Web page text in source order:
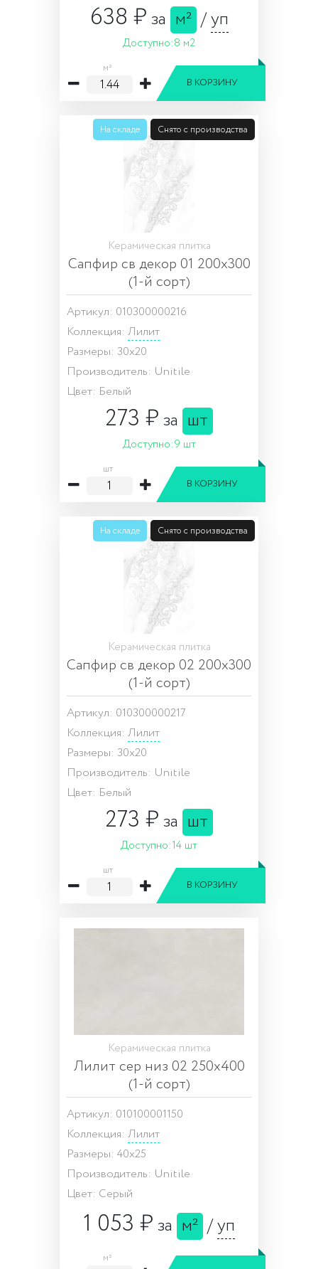
638 ₽за м² /уп
Доступно:8 м2
м²
В КОРЗИНУ
На складе Снято с производства
Керамическая плитка
Сапфир св декор 01 200х300
(1-й сорт)
Артикул: 010300000216
Коллекция: Лилит
Размеры: 30x20
Производитель: Unitile
Цвет: Белый
273 ₽за шт
Доступно:9 шт
шт
В КОРЗИНУ
На складе Снято с производства
Керамическая плитка
Сапфир св декор 02 200х300
(1-й сорт)
Артикул: 010300000217
Коллекция: Лилит
Размеры: 30x20
Производитель: Unitile
Цвет: Белый
273 ₽за шт
Доступно:14 шт
шт
В КОРЗИНУ
Керамическая плитка
Лилит сер низ 02 250х400
(1-й сорт)
Артикул: 010100001150
Коллекция: Лилит
Размеры: 40x25
Производитель: Unitile
Цвет: Серый
1 053 ₽за м² /уп
м²